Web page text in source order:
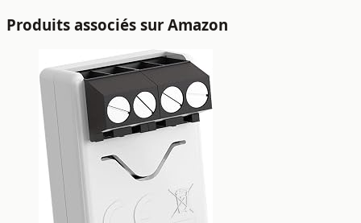
Produits associés sur Amazon